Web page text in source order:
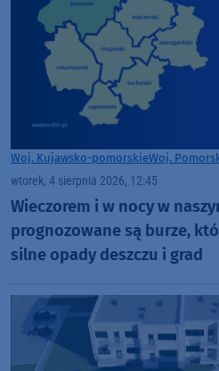
Woj. Kujawsko-pomorskieWoj.
wtorek, 4 sierpnia 2026, 12:45
Wieczorem i w nocy w
prognozowane są burze,
silne opady deszczu i grad